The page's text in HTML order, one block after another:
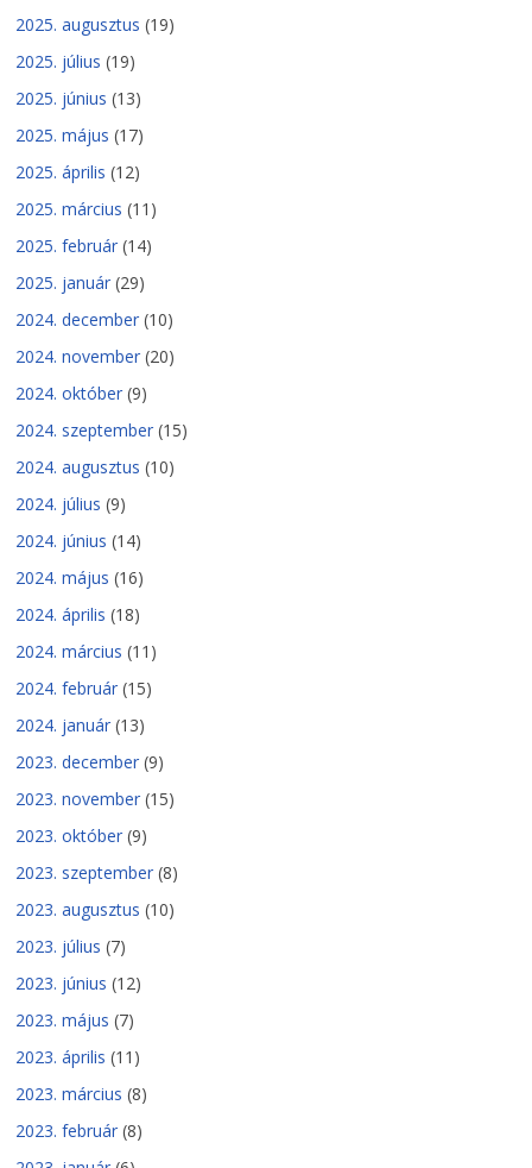
2025. augusztus (19)
2025. július (19)
2025. június (13)
2025. május (17)
2025. április (12)
2025. március (11)
2025. február (14)
2025. január (29)
2024. december (10)
2024. november (20)
2024. október (9)
2024. szeptember (15)
2024. augusztus (10)
2024. július (9)
2024. június (14)
2024. május (16)
2024. április (18)
2024. március (11)
2024. február (15)
2024. január (13)
2023. december (9)
2023. november (15)
2023. október (9)
2023. szeptember (8)
2023. augusztus (10)
2023. július (7)
2023. június (12)
2023. május (7)
2023. április (11)
2023. március (8)
2023. február (8)